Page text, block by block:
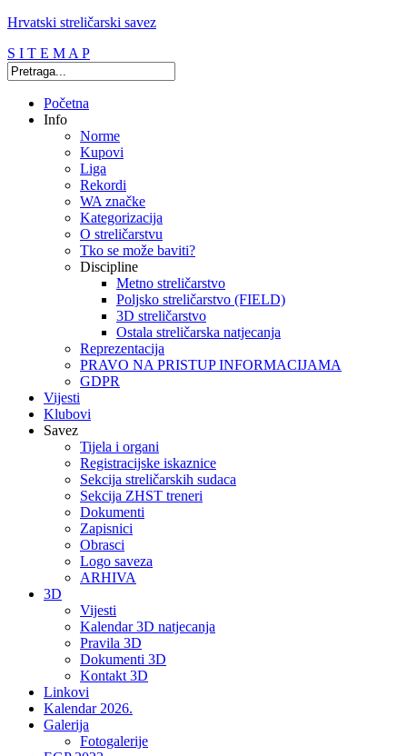
Hrvatski streličarski savez
S I T E M A P
Početna
Info
Norme
Kupovi
Liga
Rekordi
WA značke
Kategorizacija
O streličarstvu
Tko se može baviti?
Discipline
Metno streličarstvo
Poljsko streličarstvo (FIELD)
3D streličarstvo
Ostala streličarska natjecanja
Reprezentacija
PRAVO NA PRISTUP INFORMACIJAMA
GDPR
Vijesti
Klubovi
Savez
Tijela i organi
Registracijske iskaznice
Sekcija streličarskih sudaca
Sekcija ZHST treneri
Dokumenti
Zapisnici
Obrasci
Logo saveza
ARHIVA
3D
Vijesti
Kalendar 3D natjecanja
Pravila 3D
Dokumenti 3D
Kontakt 3D
Linkovi
Kalendar 2026.
Galerija
Fotogalerije